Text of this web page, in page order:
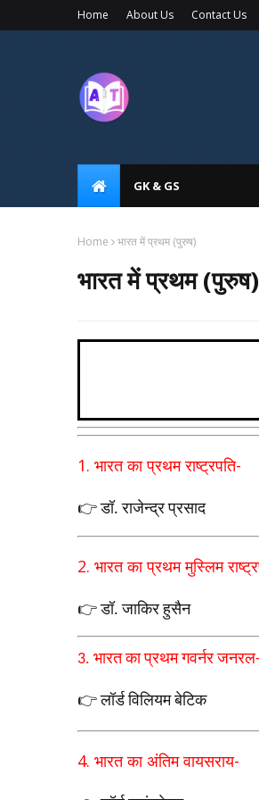
Home About Us Contact Us
GK & GS
Home भारत में प्रथम (पुरुष)
भारत में प्रथम (पुरुष)
1. भारत का प्रथम राष्ट्रपति-
👉 डॉ. राजेन्द्र प्रसाद
2. भारत का प्रथम मुस्लिम
👉 डॉ. जाकिर हुसैन
3. भारत का प्रथम गवर्नर जनरल-
👉 लॉर्ड विलियम बेटिक
4. भारत का अंतिम वायसराय-